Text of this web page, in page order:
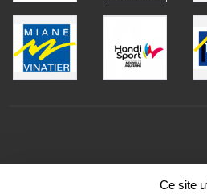
Ce site